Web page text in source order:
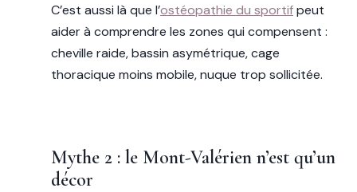
C’est aussi là que l’ostéopathie du sportifpeut
aider à comprendre les zones qui compensent :
cheville raide, bassin asymétrique, cage
thoracique moins mobile, nuque trop sollicitée.
Mythe 2 : le Mont-Valérien n’est qu’un
décor